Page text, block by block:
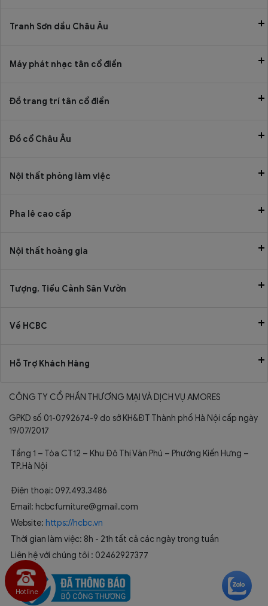
Tranh Sơn dầu Châu Âu
Máy phát nhạc tân cổ điển
Đồ trang trí tân cổ điển
Đồ cổ Châu Âu
Nội thất phòng làm việc
Pha lê cao cấp
Nội thất hoàng gia
Tượng, Tiểu Cảnh Sân Vườn
Về HCBC
Hỗ Trợ Khách Hàng
CÔNG TY CỔ PHẦN THƯƠNG MẠI VÀ DỊCH VỤ AMORES
GPKD số 01-0792674-9 do sở KH&ĐT Thành phố Hà Nội cấp ngày
19/07/2017
Tầng 1 – Tòa CT12 – Khu Đô Thị Văn Phú – Phường Kiến Hưng –
TP.Hà Nội
Điện thoại: 097.493.3486
Email: hcbcfurniture@gmail.com
Website: https://hcbc.vn
Thời gian làm việc: 8h - 21h tất cả các ngày trong tuần
Liên hệ với chúng tôi : 02462927377
Hotline